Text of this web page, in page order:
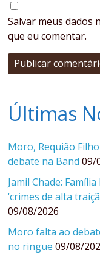
Salvar meus dados
que eu comentar.
Últimas
Moro, Requião
debate na Band 09/
Jamil Chade:
‘crimes de alta
09/08/2026
Moro falta ao
no ringue 09/08/